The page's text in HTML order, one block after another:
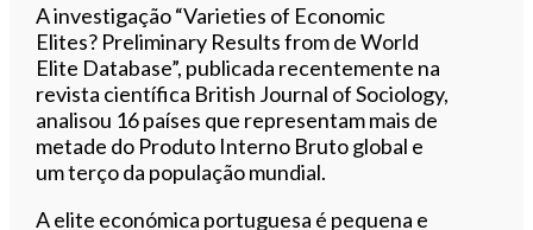
A investigação “Varieties of Economic
Elites? Preliminary Results from de World
Elite Database”, publicada recentemente na
revista científica British Journal of Sociology,
analisou 16 países que representam mais de
metade do Produto Interno Bruto global e
um terço da população mundial.
A elite económica portuguesa é pequena e